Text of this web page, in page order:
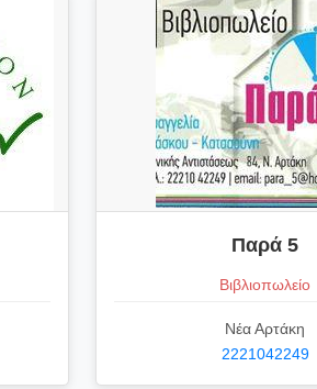
Παρά 5
Βιβλιοπωλείο
Νέα Αρτάκη
2221042249